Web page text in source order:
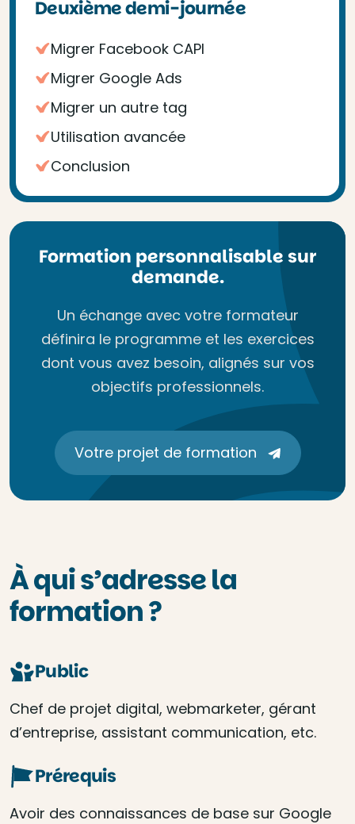
Deuxième demi-journée
Migrer Facebook CAPI
Migrer Google Ads
Migrer un autre tag
Utilisation avancée
Conclusion
Formation personnalisable sur
demande.
Un échange avec votre formateur
définira le programme et les exercices
dont vous avez besoin, alignés sur vos
objectifs professionnels.
Votre projet de formation
À qui s’adresse la
formation ?
Public
Chef de projet digital, webmarketer, gérant
d’entreprise, assistant communication, etc.
Prérequis
Avoir des connaissances de base sur Google